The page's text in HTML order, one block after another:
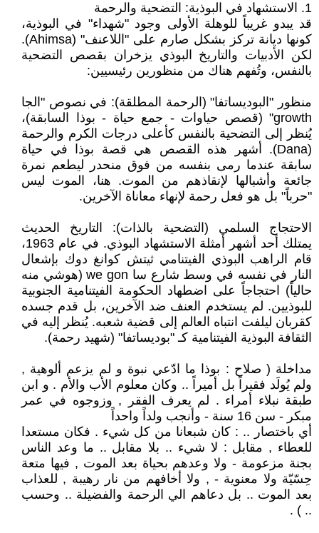
1. الاستشهاد في البوذية: التضحية والرحمة
قد يبدو غريباً للوهلة الأولى وجود "شهداء" في البوذية،
كونها ديانة تركز بشكل صارم على "اللاعنف" (Ahimsa).
لكن الأدبيات والتاريخ البوذي يزخران بقصص التضحية
بالنفس، وتُفهم هناك من منظورين رئيسيين:
منظور "البوديساتفا" (الرحمة المطلقة): في نصوص "الجا
growth" (قصص حياوات - جمع حياة - بوذا السابقة)،
يُنظر إلى التضحية بالنفس كأعلى درجات الكرم والرحمة
(Dana). أشهر هذه القصص هي قصة بوذا في حياة
سابقة عندما رمى بنفسه من فوق منحدر ليطعم نمرة
جائعة وأشبالها لإنقاذهم من الموت. هنا، الموت ليس
"حرباً" بل هو فعل رحمة لإنهاء معاناة الآخرين.
الاحتجاج السلمي (التضحية بالذات): التاريخ الحديث
يمتلك أحد أشهر أمثلة الاستشهاد البوذي. في عام 1963،
قام الراهب البوذي الفيتنامي ثيتش كوانغ دوك بإشعال
النار في نفسه في وسط شارع سا we gon (هوشي منه
حالياً) احتجاجاً على اضطهاد الحكومة الفيتنامية الجنوبية
للبوذيين. لم يستخدم العنف ضد الآخرين، بل قدم جسده
كقربان ليلفت انتباه العالم إلى قضية شعبه. يُنظر إليه في
الثقافة البوذية الفيتنامية كـ "بوديساتفا" (شهيد رحمة).
مداخلة ( صلاح : بوذا ما ادّعي نبوة و لم يزعم ألوهية ,
ولم يُولَد فقيراً بل أميراً .. وكان معلوم الأب والأم . و ابن
طبقة نبلاء أمراء . لم يعرف الفقر , وزوجوه في عمر
مبكر - سن 16 سنة - وأنجب ولداً واحداً
أي باختصار .. : كان شبعانا من كل شيء . فكان مستعدا
للعطاء , مقابل : لا شيء .. بلا مقابل .. ما وعد الناس
بجنة مزعومة - ولا وعدهم بحياة بعد الموت , فيها متعة
حِسّيّة ولا معنوية - , ولا أخافهم من نار رهيبة , للعذاب
بعد الموت .. بل دعاهم الي الرحمة والفضيلة .. وحسب
.. ) .